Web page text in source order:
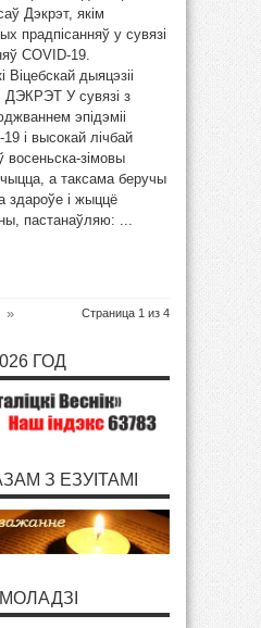
Дэкрэт, якім
прадпісанняў у сувязі
COVID-19.
Віцебскай дыяцэзіі
ДЭКРЭТ У сувязі з
эпідэміі
19 i высокай лічбай
восеньска-зімовы
а таксама беручы
здароўе і жыццё
пастанаўляю: ...
Страница 1 из 4
»
ГОД
З ЕЗУІТАМІ